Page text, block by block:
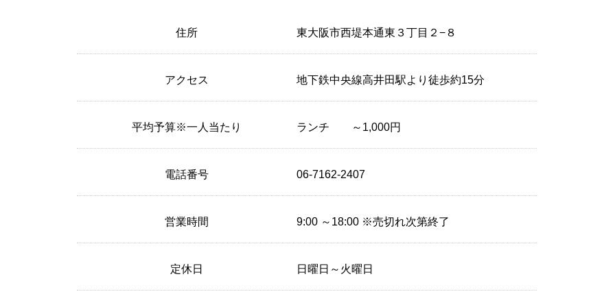
住所 東大阪市西堤本通東３丁目２−８
アクセス 地下鉄中央線高井田駅より徒歩約15分
平均予算※一人当たり ランチ ～1,000円
電話番号 06-7162-2407
営業時間 9:00 ～18:00 ※売切れ次第終了
定休日 日曜日～火曜日